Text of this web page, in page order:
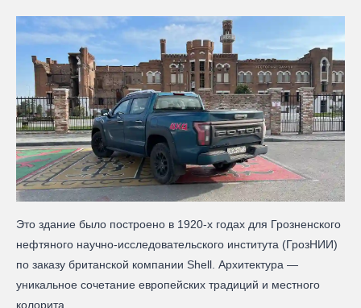
Это здание было построено в 1920-х годах для Грозненского
нефтяного научно-исследовательского института (ГрозНИИ)
по заказу британской компании Shell. Архитектура —
уникальное сочетание европейских традиций и местного
колорита.